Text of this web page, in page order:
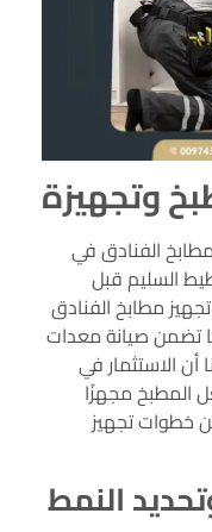
وتجهيزة
الفنادق في
السليم قبل
مطابخ الفنادق
تضمن صيانة معدات
أن الاستثمار في
المطبخ مجهزًا
خطوات تجهيز